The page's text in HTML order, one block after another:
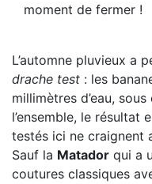
moment de fermer !
L’automne pluvieux a
drache test : les
millimètres d’eau,
l’ensemble, le résultat
testés ici ne craignent
Sauf la Matador qui a
coutures classiques